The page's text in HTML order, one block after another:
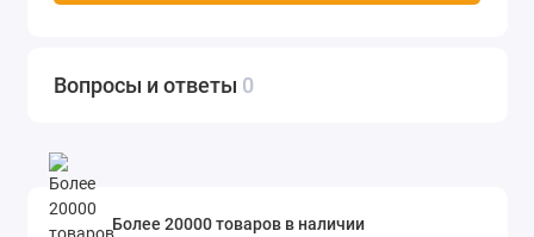
Вопросы и ответы 0
Более 20000 товаров в наличии